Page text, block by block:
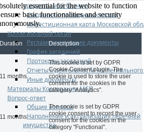
предлагаемой бизнесу
Сведения о проводимых торгах
Инвестиционная карта Московской
Коллегиальный орган
Регламентирующие документы
График заседаний
Протоколы заседаний
Отчеты о деятельности
Иные документы
Материалы Корпорации МСП
Вопрос-ответ
Общие вопросы
Наполнение и актуализация перечней
имущества
essential for the website to function
basic functionalities and security
Duration Description
11 months
This cookie is set by GDPR
Cookie Consent plugin. The
cookie is used to store the user
consent for the cookies in the
category "Analytics".
11 months
The cookie is set by GDPR
cookie consent to record the user
consent for the cookies in the
category "Functional".